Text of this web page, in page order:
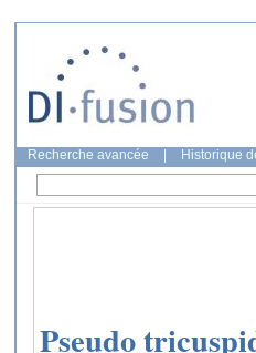
Recherche avancée Historique
Pseudo